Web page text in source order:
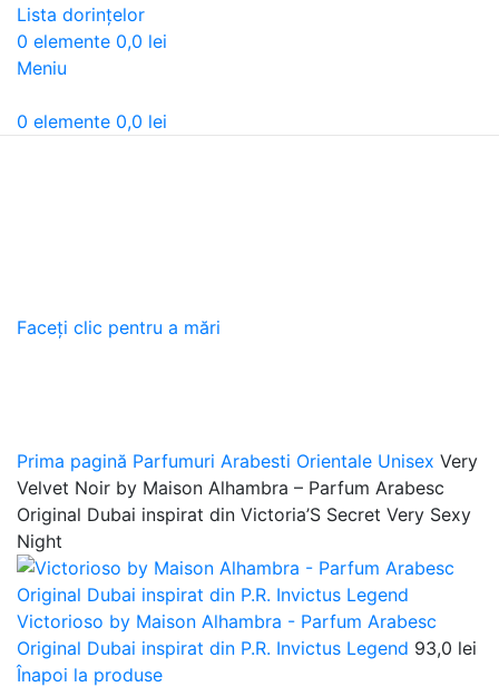
Lista dorințelor
0 elemente 0,0 lei
Meniu
0 elemente 0,0 lei
Faceți clic pentru a mări
Prima pagină Parfumuri Arabesti Orientale Unisex Very
Velvet Noir by Maison Alhambra – Parfum Arabesc
Original Dubai inspirat din Victoria’S Secret Very Sexy
Night
Victorioso by Maison Alhambra - Parfum Arabesc
Original Dubai inspirat din P.R. Invictus Legend 93,0 lei
Înapoi la produse